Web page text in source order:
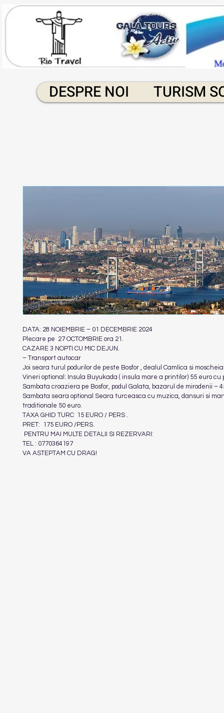
DESPRE NOI TURISM
DATA: 28 NOIEMBRIE – 01 DECEMBRIE 2024
Plecare pe  27 OCTOMBRIE ora 21.
CAZARE 3 NOPTI CU MIC DEJUN.
– Transport autocar
Joi seara turul podurilor de peste Bosfor , dealul Camlica si
Vineri optional: Insula Buyukada ( insula mare a printilor) 55 euro cu
Sambata croaziera pe Bosfor, podul Galata, bazarul de mirodenii –
Sambata seara optional Seara turceasca cu muzica, dansuri si
traditionale 50 euro.
TAXA GHID TURC  15 EURO / PERS .
PRET:  175 EURO /PERS.
PENTRU MAI MULTE DETALII SI REZERVARI:
TEL : 0770364197
VA ASTEPTAM CU DRAG!